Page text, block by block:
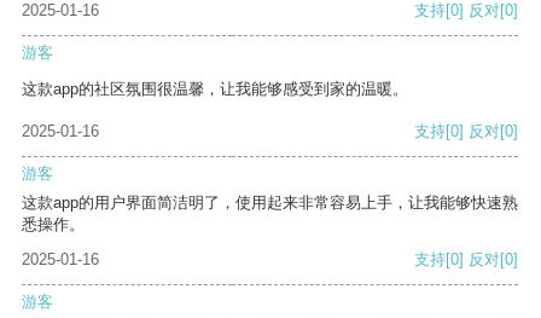
2025-01-16
支持[0] 反对[0]
游客
这款app的社区氛围很温馨，让我能够感受到家的温暖。
2025-01-16 支持[0] 反对[0]
游客
这款app的用户界面简洁明了，使用起来非常容易上手，让我能够快速熟
悉操作。
2025-01-16
支持[0] 反对[0]
游客